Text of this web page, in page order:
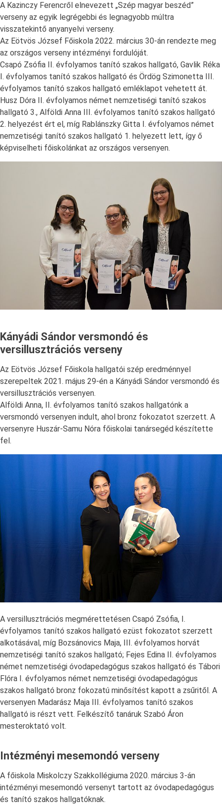
A Kazinczy Ferencről elnevezett „Szép magyar beszéd”
verseny az egyik legrégebbi és legnagyobb múltra
visszatekintő anyanyelvi verseny.
Az Eötvös József Főiskola 2022. március 30-án rendezte meg
az országos verseny intézményi fordulóját.
Csapó Zsófia II. évfolyamos tanító szakos hallgató, Gavlik Réka
I. évfolyamos tanító szakos hallgató és Ördög Szimonetta III.
évfolyamos tanító szakos hallgató emléklapot vehetett át.
Husz Dóra II. évfolyamos német nemzetiségi tanító szakos
hallgató 3., Alföldi Anna III. évfolyamos tanító szakos hallgató
2. helyezést ért el, míg Rablánszky Gitta I. évfolyamos német
nemzetiségi tanító szakos hallgató 1. helyezett lett, így ő
képviselheti főiskolánkat az országos versenyen.
Kányádi Sándor versmondó és
versillusztrációs verseny
Az Eötvös József Főiskola hallgatói szép eredménnyel
szerepeltek 2021. május 29-én a Kányádi Sándor versmondó és
versillusztrációs versenyen.
Alföldi Anna, II. évfolyamos tanító szakos hallgatónk a
versmondó versenyen indult, ahol bronz fokozatot szerzett. A
versenyre Huszár-Samu Nóra főiskolai tanársegéd készítette
fel.
A versillusztrációs megmérettetésen Csapó Zsófia, I.
évfolyamos tanító szakos hallgató ezüst fokozatot szerzett
alkotásával, míg Bozsánovics Maja, III. évfolyamos horvát
nemzetiségi tanító szakos hallgató; Fejes Edina II. évfolyamos
német nemzetiségi óvodapedagógus szakos hallgató és Tábori
Flóra I. évfolyamos német nemzetiségi óvodapedagógus
szakos hallgató bronz fokozatú minősítést kapott a zsűritől. A
versenyen Madarász Maja III. évfolyamos tanító szakos
hallgató is részt vett. Felkészítő tanáruk Szabó Áron
mesteroktató volt.
Intézményi mesemondó verseny
A főiskola Miskolczy Szakkollégiuma 2020. március 3-án
intézményi mesemondó versenyt tartott az óvodapedagógus
és tanító szakos hallgatóknak.